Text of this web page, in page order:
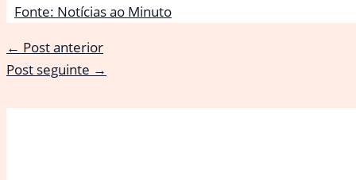
Fonte: Notícias ao Minuto
← Post anterior
Post seguinte →